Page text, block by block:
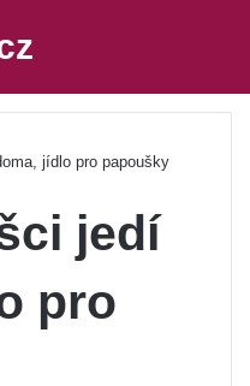
jídlo pro papoušky
jedí
pro